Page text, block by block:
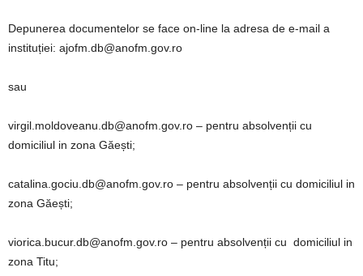
Depunerea documentelor se face on-line la adresa de e-mail a
instituției: ajofm.db@anofm.gov.ro
sau
virgil.moldoveanu.db@anofm.gov.ro – pentru absolvenții cu
domiciliul in zona Găești;
catalina.gociu.db@anofm.gov.ro – pentru absolvenții cu domiciliul in
zona Găești;
viorica.bucur.db@anofm.gov.ro – pentru absolvenții cu domiciliul in
zona Titu;